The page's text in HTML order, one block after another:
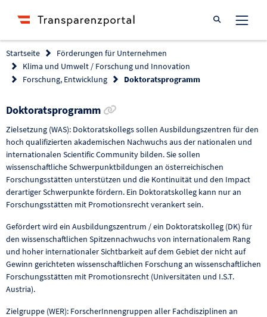
Suche öffnen
Startseite
Förderungen für Unternehmen
Klima und Umwelt / Forschung und Innovation
Forschung, Entwicklung
Doktoratsprogramm
Doktoratsprogramm
Zielsetzung (WAS): Doktoratskollegs sollen Ausbildungszentren für den
hoch qualifizierten akademischen Nachwuchs aus der nationalen und
internationalen Scientific Community bilden. Sie sollen
wissenschaftliche Schwerpunktbildungen an österreichischen
Forschungsstätten unterstützen und die Kontinuität und den Impact
derartiger Schwerpunkte fördern. Ein Doktoratskolleg kann nur an
Forschungsstätten mit Promotionsrecht verankert sein.
Gefördert wird ein Ausbildungszentrum / ein Doktoratskolleg (DK) für
den wissenschaftlichen Spitzennachwuchs von internationalem Rang
und hoher internationaler Sichtbarkeit auf dem Gebiet der nicht auf
Gewinn gerichteten wissenschaftlichen Forschung an wissenschaftlichen
Forschungsstätten mit Promotionsrecht (Universitäten und I.S.T.
Austria).
Zielgruppe (WER): ForscherInnengruppen aller Fachdisziplinen an